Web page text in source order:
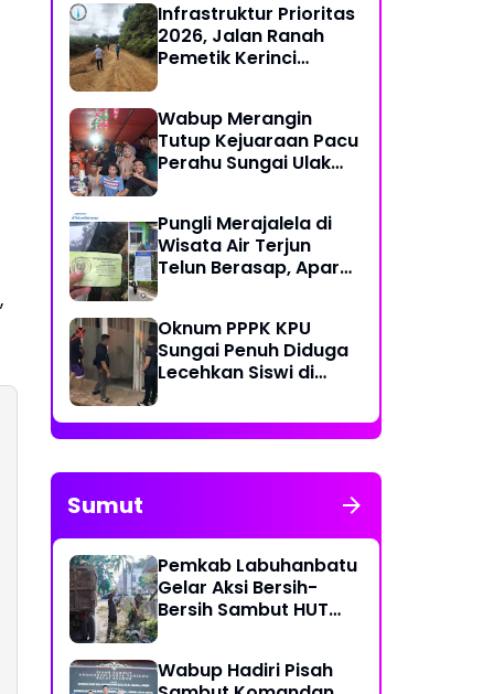
Infrastruktur Prioritas
2026, Jalan Ranah
Pemetik Kerinci
Wabup Merangin
Tutup Kejuaraan Pacu
Perahu Sungai Ulak
Pungli Merajalela di
Wisata Air Terjun
Telun Berasap, Aparat
Oknum PPPK KPU
Sungai Penuh Diduga
Lecehkan Siswi di
Lakukan Olah TKP
Sumut
Pemkab Labuhanbatu
Gelar Aksi Bersih-
Bersih Sambut HUT
Wabup Hadiri Pisah